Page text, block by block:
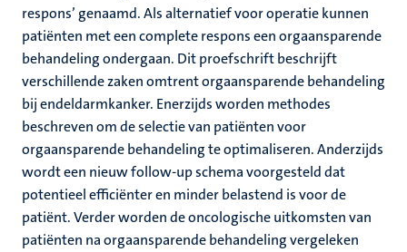
respons’ genaamd. Als alternatief voor operatie kunnen
patiënten met een complete respons een orgaansparende
behandeling ondergaan. Dit proefschrift beschrijft
verschillende zaken omtrent orgaansparende behandeling
bij endeldarmkanker. Enerzijds worden methodes
beschreven om de selectie van patiënten voor
orgaansparende behandeling te optimaliseren. Anderzijds
wordt een nieuw follow-up schema voorgesteld dat
potentieel efficiënter en minder belastend is voor de
patiënt. Verder worden de oncologische uitkomsten van
patiënten na orgaansparende behandeling vergeleken